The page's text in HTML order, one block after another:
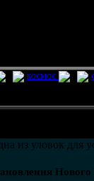
космос
из уловок для